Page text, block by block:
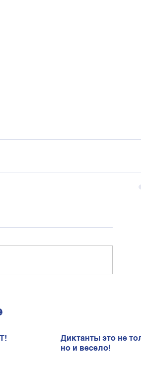
Диктанты это не
но и весело!